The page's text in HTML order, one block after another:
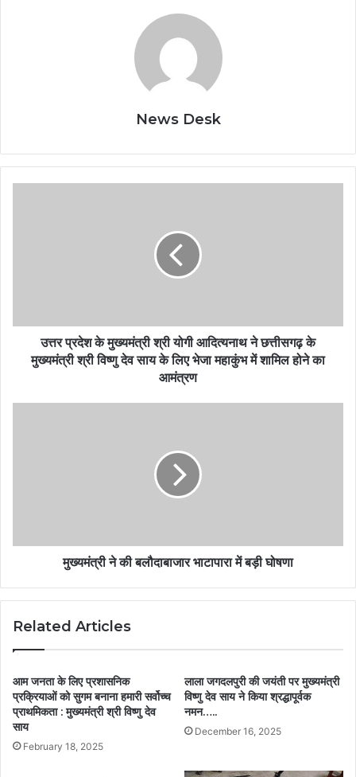
News Desk
उत्तर प्रदेश के मुख्यमंत्री श्री योगी आदित्यनाथ ने छत्तीसगढ़ के
मुख्यमंत्री श्री विष्णु देव साय के लिए भेजा महाकुंभ में शामिल होने का
आमंत्रण
मुख्यमंत्री ने की बलौदाबाजार भाटापारा में बड़ी घोषणा
Related Articles
आम जनता के लिए प्रशासनिक
प्रक्रियाओं को सुगम बनाना हमारी सर्वोच्च
प्राथमिकता : मुख्यमंत्री श्री विष्णु देव
साय
February 18, 2025
लाला जगदलपुरी की जयंती पर मुख्यमंत्री
विष्णु देव साय ने किया श्रद्धापूर्वक
नमन…..
December 16, 2025